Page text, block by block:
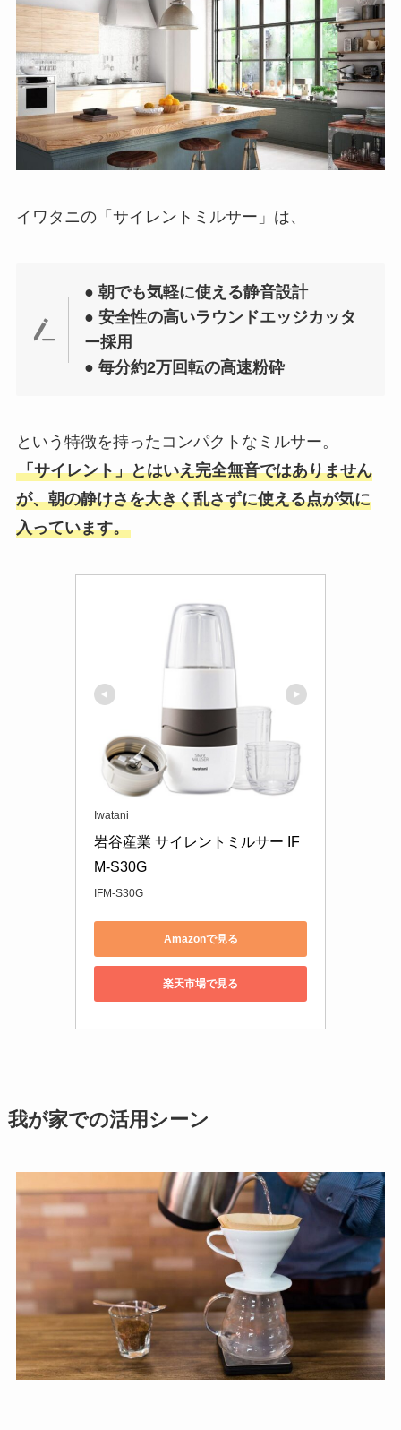
イワタニの「サイレントミルサー」は、
● 朝でも気軽に使える静音設計
● 安全性の高いラウンドエッジカッタ
ー採用
● 毎分約2万回転の高速粉砕
という特徴を持ったコンパクトなミルサー。
「サイレント」とはいえ完全無音ではありません
が、朝の静けさを大きく乱さずに使える点が気に
入っています。
Iwatani
岩谷産業 サイレントミルサー IF
M-S30G
IFM-S30G
Amazonで見る
楽天市場で見る
我が家での活用シーン